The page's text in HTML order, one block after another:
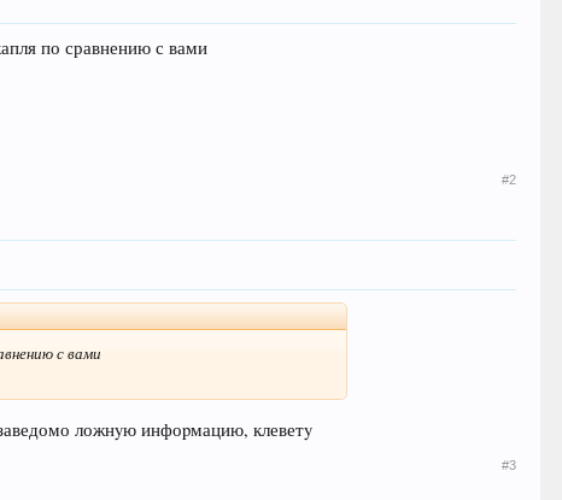
по сравнению с вами
#2
с вами
ложнyю инфоpмацию, клеветy
#3